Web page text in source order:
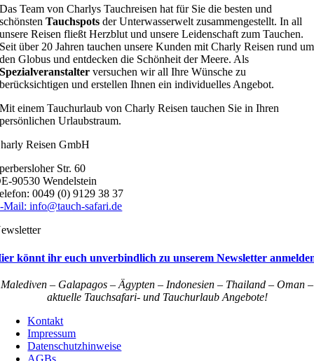
Das Team von Charlys Tauchreisen hat für Sie die besten und
schönstenTauchspotsder Unterwasserwelt zusammengestellt. In all
unsere Reisen fließt Herzblut und unsere Leidenschaft zum Tauchen.
Seit über 20 Jahren tauchen unsere Kunden mit Charly Reisen rund um
den Globus und entdecken die Schönheit der Meere. Als
Spezialveranstalterversuchen wir all Ihre Wünsche zu
berücksichtigen und erstellen Ihnen ein individuelles Angebot.
Mit einem Tauchurlaub von Charly Reisen tauchen Sie in Ihren
persönlichen Urlaubstraum.
Reisen GmbH
Str. 60
90530 Wendelstein
0049 (0) 9129 38 37
Mail: info@tauch-safari.de
könnt ihr euch unverbindlich zu unserem Newsletter
Malediven – Galapagos – Ägypten – Indonesien – Thailand – Oman –
aktuelle Tauchsafari- und Tauchurlaub Angebote!
Kontakt
Impressum
Datenschutzhinweise
AGBs